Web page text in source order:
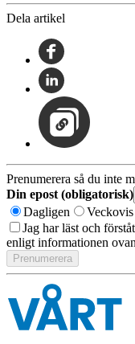
Dela artikel
Prenumerera så du inte
Din epost (obligatorisk)
Dagligen
Veckovis
Jag har läst och
enligt informationen